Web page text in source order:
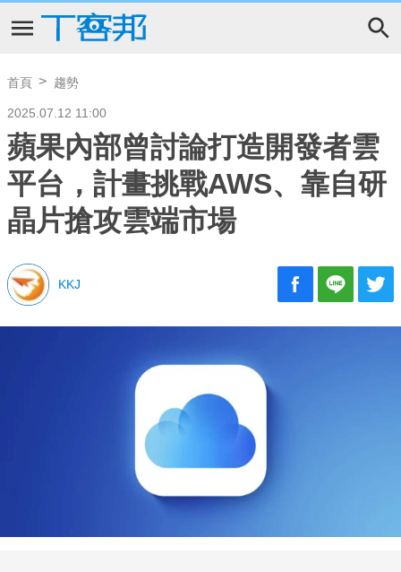
首頁 趨勢
2025.07.12 11:00
蘋果內部曾討論打造開發者雲
平台，計畫挑戰AWS、靠自研
晶片搶攻雲端市場
KKJ